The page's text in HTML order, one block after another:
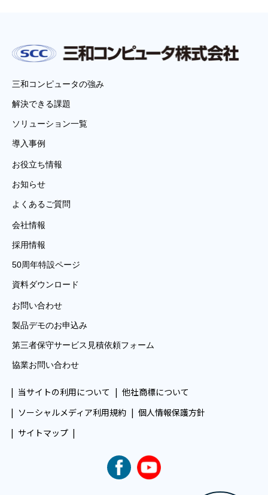
三和コンピュータの強み
解決できる課題
ソリューション一覧
導入事例
お役立ち情報
お知らせ
よくあるご質問
会社情報
採用情報
50周年特設ページ
資料ダウンロード
お問い合わせ
製品デモのお申込み
第三者保守サービス見積依頼フォーム
協業お問い合わせ
当サイトの利用について
他社商標について
ソーシャルメディア利用規約
個人情報保護方針
サイトマップ